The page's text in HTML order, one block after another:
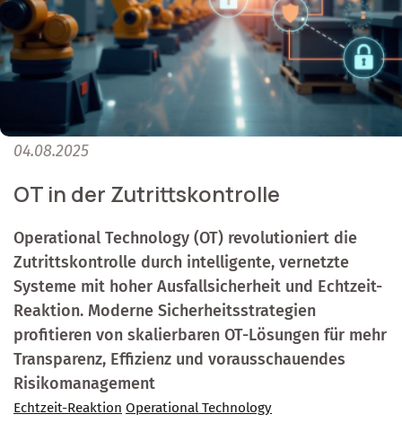
04.08.2025
OT in der Zutrittskontrolle
Operational Technology (OT) revolutioniert die
Zutrittskontrolle durch intelligente, vernetzte
Systeme mit hoher Ausfallsicherheit und Echtzeit-
Reaktion. Moderne Sicherheitsstrategien
profitieren von skalierbaren OT-Lösungen für mehr
Transparenz, Effizienz und vorausschauendes
Risikomanagement
Echtzeit-Reaktion Operational Technology